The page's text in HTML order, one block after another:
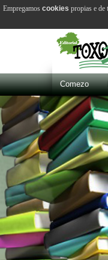
Comezo
Empregamos cookies propias e de